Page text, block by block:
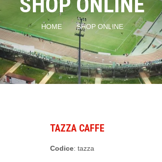
HOME SHOP ONLINE
TAZZA CAFFE
Codice: tazza